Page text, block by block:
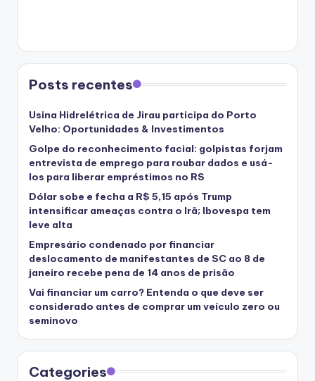
Posts recentes
Usina Hidrelétrica de Jirau participa do Porto
Velho: Oportunidades & Investimentos
Golpe do reconhecimento facial: golpistas forjam
entrevista de emprego para roubar dados e usá-
los para liberar empréstimos no RS
Dólar sobe e fecha a R$ 5,15 após Trump
intensificar ameaças contra o Irã; Ibovespa tem
leve alta
Empresário condenado por financiar
deslocamento de manifestantes de SC ao 8 de
janeiro recebe pena de 14 anos de prisão
Vai financiar um carro? Entenda o que deve ser
considerado antes de comprar um veículo zero ou
seminovo
Categories